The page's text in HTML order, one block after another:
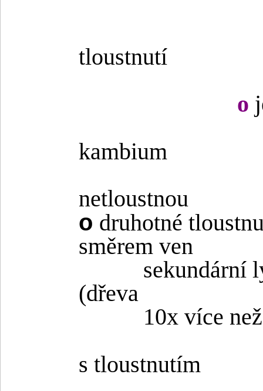
tloustnutí
o
kambium
netloustnou
o druhotné
směrem ven
sekundární
(dřeva
10x více
s tloustnutím